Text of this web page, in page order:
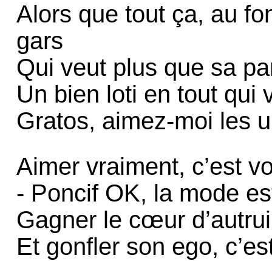
Alors que tout ça, au
gars
Qui veut plus que sa
Un bien loti en tout qui
Gratos, aimez-moi les
Aimer vraiment, c’est
- Poncif OK, la mode
Gagner le cœur
Et gonfler son ego,